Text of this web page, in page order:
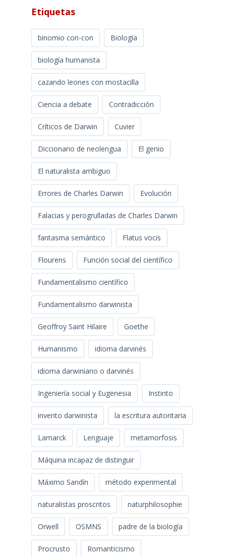
Etiquetas
binomio con-con Biología
biología humanista
cazando leones con mostacilla
Ciencia a debate Contradicción
Críticos de Darwin Cuvier
Diccionario de neolengua El genio
El naturalista ambiguo
Errores de Charles Darwin Evolución
Falacias y perogrulladas de Charles Darwin
fantasma semántico Flatus vocis
Flourens Función social del científico
Fundamentalismo científico
Fundamentalismo darwinista
Geoffroy Saint Hilaire Goethe
Humanismo idioma darvinés
idioma darwiniano o darvinés
Ingeniería social y Eugenesia Instinto
invento darwinista la escritura autoritaria
Lamarck Lenguaje metamorfosis
Máquina incapaz de distinguir
Máximo Sandín método experimental
naturalistas proscritos naturphilosophie
Orwell OSMNS padre de la biología
Procrusto Romanticismo